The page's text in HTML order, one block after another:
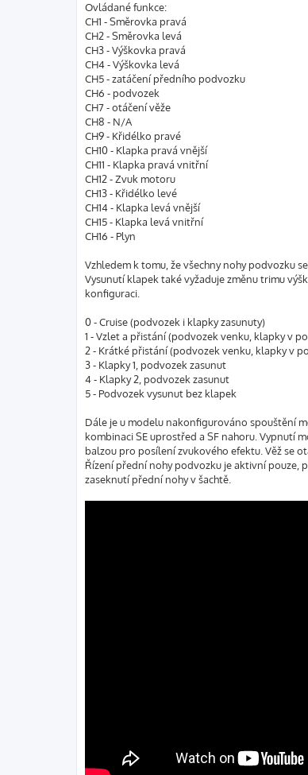
Ovládané funkce:
CH1 - Směrovka pravá
CH2 - Směrovka levá
CH3 - Výškovka pravá
CH4 - Výškovka levá
CH5 - zatáčení předního podvozku
CH6 - podvozek
CH7 - otáčení věže
CH8 - N/A
CH9 - Křidélko pravé
CH10 - Klapka pravá vnější
CH11 - Klapka pravá vnitřní
CH12 - Zvuk motoru
CH13 - Křidélko levé
CH14 - Klapka levá vnější
CH15 - Klapka levá vnitřní
CH16 - Plyn
Vzhledem k tomu, že všechny nohy podvozku
Vysunutí klapek také vyžaduje změnu trimu
konfiguraci.
0 - Cruise (podvozek i klapky zasunuty)
1 - Vzlet a přistání (podvozek venku, klapky v
2 - Krátké přistání (podvozek venku, klapky v
3 - Klapky 1, podvozek zasunut
4 - Klapky 2, podvozek zasunut
5 - Podvozek vysunut bez klapek
Dále je u modelu nakonfigurováno spouštění
kombinaci SE uprostřed a SF nahoru. Vypnutí
balzou pro posílení zvukového efektu. Věž se
Řízení přední nohy podvozku je aktivní pouze,
zaseknutí přední nohy v šachtě.